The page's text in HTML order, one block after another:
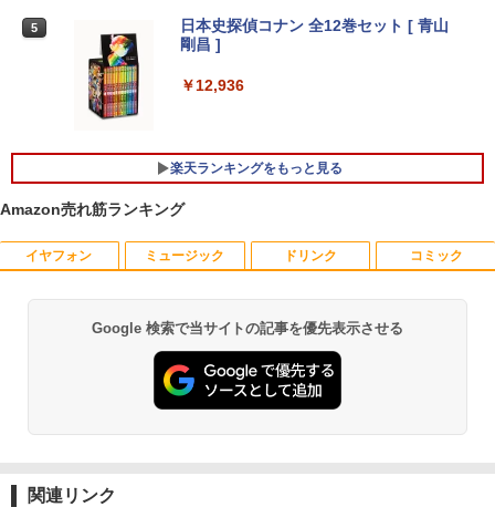
付き｜楽天1位 三冠獲得｜豪華特典付き
｜最大180日保証｜Core i5 第8世代｜中
き｜15.6型 テンキー付き｜ノートパソコ
￥29,800
5
【新品】【楽天1位！】ノートパソコン
新品第13世代CPU搭載ノートPC Office
付きノートパソコン 初心者向け Window
s11 初期設定済 Webカメラ zoom 日本語
8GB SSD1TB(最大) 大容量バッテリービ
ジネス 大学生 プレゼント 学生向け
￥29,800
【最新モデル】デスクトップパソコン 一
ndows11 & Office付き メモリ8GB SSD
ペースPC
Acer｜エイサー 超小型 デスクトップパ
ソコン RB102-N18U(Windows 11 Pro/I
56GB) RB102-N18U
￥52,800
ター 100Hz 5ms 1920×1080 FHD VAパ
ネル ノングレア 非光沢 チルト調整 PCモ
【送料無料】【レビューでモニタークリ
バイルモニター 15.6インチ ポータブルモ
ニター モバイルディスプレイ 1920×108
0 フルHD IPSパネル 非光沢 HDR スピー
カー内蔵 保護カバー付き 軽量 薄型 Type
シンプラス SP-MBM156 【送料無料】
￥11,699
5
日本史探偵コナン 全12巻セット [ 青山
剛昌 ]
￥12,936
楽天ランキングをもっと見る
Amazon売れ筋ランキング
イヤフォン
Anker Soundcore P40i ブラック
￥7,990
ミュージック
BRUCE WAYNE feat. Flo Milli, ATL Jacob
[Explicit]
￥250
ドリンク
【Amazon.co.jp限定】 い・ろ・は・す 2L P
ET ラベルレス ×8本
￥1,112
コミック
薬屋のひとりごと 17巻 (デジタル版ビッグガ
ンガンコミックス)
￥770
Google 検索で当サイトの記事を優先表示させる
関連リンク